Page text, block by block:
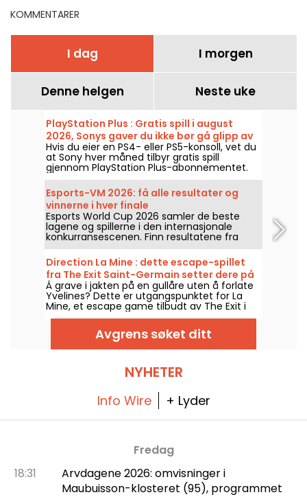
KOMMENTARER
I dag I morgen
Denne helgen Neste uke
PlayStation Plus : Gratis spill i august
2026, Sonys gaver du ikke bør gå glipp av
Hvis du eier en PS4- eller PS5-konsoll, vet du
at Sony hver måned tilbyr gratis spill
gjennom PlayStation Plus-abonnementet.
Så hvilke spill er gratis i august 2026? Ta en
titt på månedens utvalg.
Esports-VM 2026: få alle resultater og
vinnerne i hver finale
Esports World Cup 2026 samler de beste
lagene og spillerne i den internasjonale
konkurransescenen. Finn resultatene fra
finalene, poengene, vinnerne av hver
turnering og kalenderen for de neste
kampene.
Direction La Mine : dette escape-spillet
fra The Exit Saint-Germain setter dere på
sporet av en glemt skatt
Å grave i jakten på en gullåre uten å forlate
Yvelines? Dette er utgangspunktet for La
Mine, et escape game tilbudt av The Exit i
Saint-Germain-en-Laye, hvor laget ditt drar
ut for å utforske en gammel gruve.
Avgrens søket ditt
NYHETER
Info Wire + Lyder
Fredag
18:31
Arvdagene 2026: omvisninger i
Maubuisson-klosteret (95), programmet